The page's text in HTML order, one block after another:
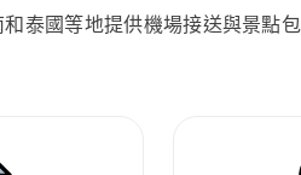
泰國等地提供機場接送與景點